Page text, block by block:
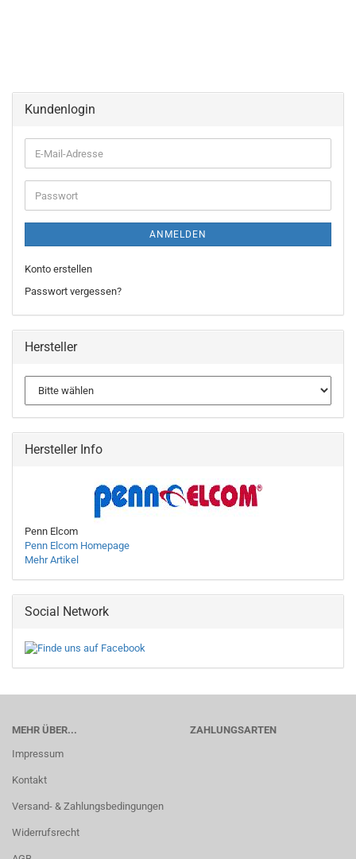
Kundenlogin
ANMELDEN
Konto erstellen
Passwort vergessen?
Hersteller
Hersteller Info
Penn Elcom
Penn Elcom Homepage
Mehr Artikel
Social Network
MEHR ÜBER...
Impressum
Kontakt
Versand- & Zahlungsbedingungen
Widerrufsrecht
ZAHLUNGSARTEN